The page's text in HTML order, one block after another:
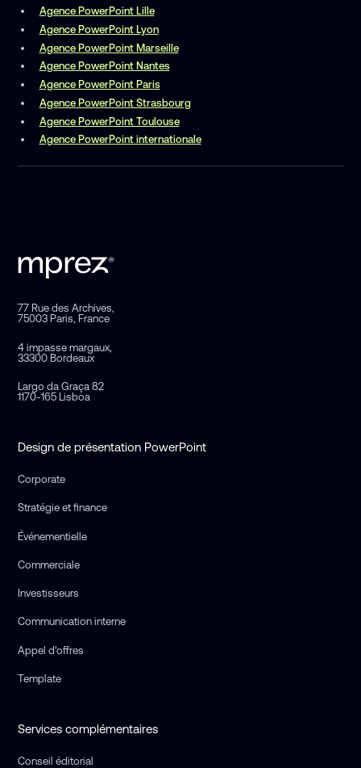
Agence PowerPoint Lille
Agence PowerPoint Lyon
Agence PowerPoint Marseille
Agence PowerPoint Nantes
Agence PowerPoint Paris
Agence PowerPoint Strasbourg
Agence PowerPoint Toulouse
Agence PowerPoint internationale
77 Rue des Archives,
75003 Paris, France
4 impasse margaux,
33300 Bordeaux
Largo da Graça 82
1170-165 Lisboa
Design de présentation PowerPoint
Corporate
Stratégie et finance
Événementielle
Commerciale
Investisseurs
Communication interne
Appel d’offres
Template
Services complémentaires
Conseil éditorial